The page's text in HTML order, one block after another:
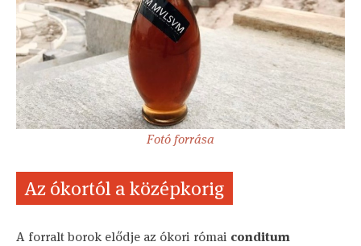
Fotó forrása
Az ókortól a középkorig
A forralt borok elődje az ókori római conditum